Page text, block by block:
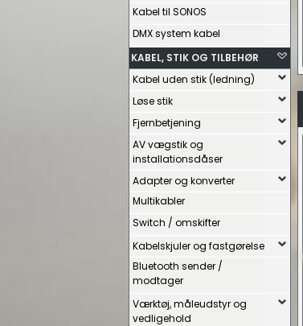
Kabel til SONOS
DMX system kabel
KABEL, STIK OG TILBEHØR
Kabel uden stik (ledning)
Løse stik
Fjernbetjening
AV vægstik og
installationsdåser
Adapter og konverter
Multikabler
Switch / omskifter
Kabelskjuler og fastgørelse
Bluetooth sender /
modtager
Værktøj, måleudstyr og
vedligehold